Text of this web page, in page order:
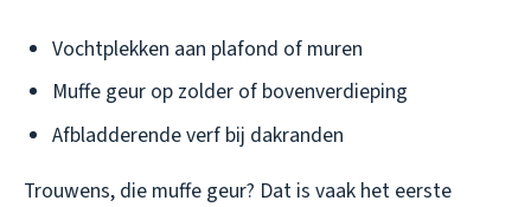
Vochtplekken aan plafond of muren
Muffe geur op zolder of bovenverdieping
Afbladderende verf bij dakranden
Trouwens, die muffe geur? Dat is vaak het eerste